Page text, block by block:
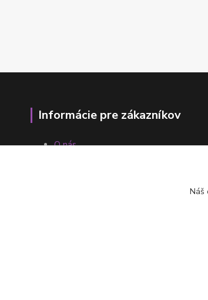
Informácie pre zákazníkov
O nás
Náš